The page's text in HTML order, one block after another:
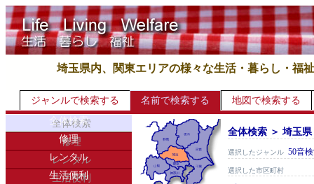
埼玉県内、関東エリアの様々な生活・暮らし・福
ジャンルで検索する 名前で検索する
地図で検索する
全体検索
修理
レンタル
生活便利
全体検索 ＞ 埼玉県
選択したジャンル 50音
選択した市区町村